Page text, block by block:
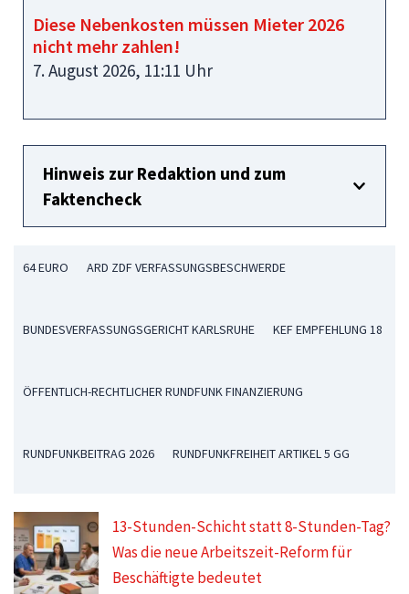
Diese Nebenkosten müssen Mieter 2026
nicht mehr zahlen!
7. August 2026, 11:11 Uhr
Hinweis zur Redaktion und zum
Faktencheck
64 EURO ARD ZDF VERFASSUNGSBESCHWERDE
BUNDESVERFASSUNGSGERICHT KARLSRUHE KEF EMPFEHLUNG 18
ÖFFENTLICH-RECHTLICHER RUNDFUNK FINANZIERUNG
RUNDFUNKBEITRAG 2026 RUNDFUNKFREIHEIT ARTIKEL 5 GG
13-Stunden-Schicht statt 8-Stunden-Tag?
Was die neue Arbeitszeit-Reform für
Beschäftigte bedeutet